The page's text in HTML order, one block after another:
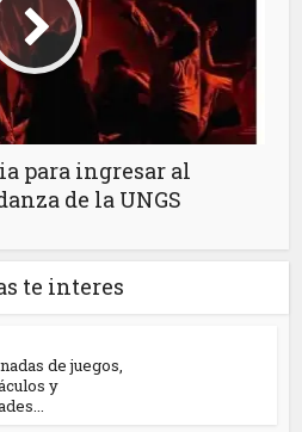
para ingresar al
de la UNGS
te interes
de juegos,
y